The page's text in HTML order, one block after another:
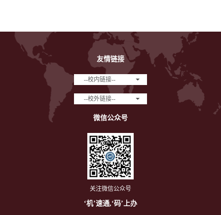
友情链接
--校内链接--
--校外链接--
微信公众号
关注微信公众号
‘机’速通,‘码’上办